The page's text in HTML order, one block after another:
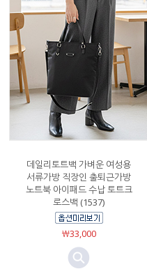
데일리토트백 가벼운 여성용
서류가방 직장인 출퇴근가방
노트북 아이패드 수납 토트크
로스백 (1537)
￦33,000